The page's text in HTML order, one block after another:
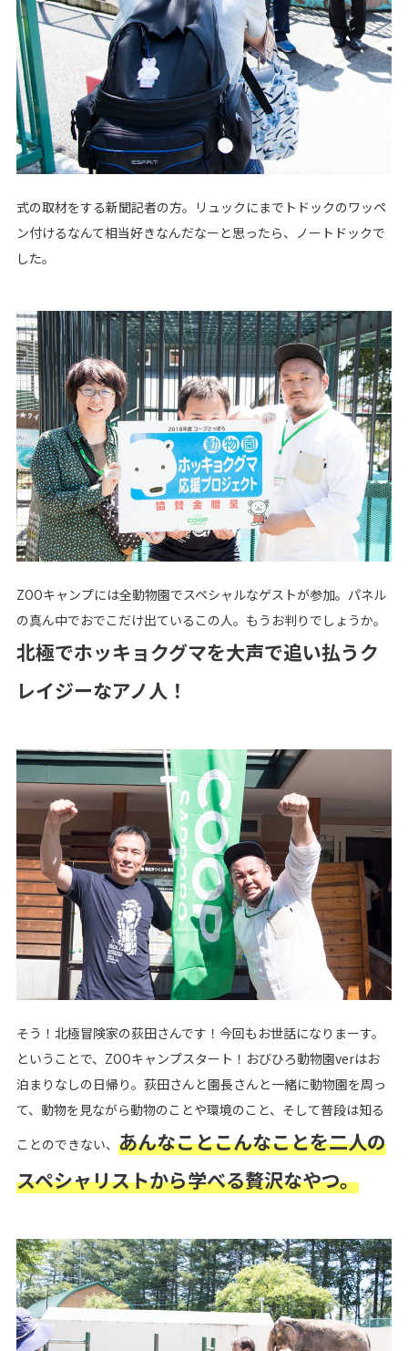
式の取材をする新聞記者の方。リュックにまでトドックのワッペ
ン付けるなんて相当好きなんだなーと思ったら、ノートドックで
した。
ZOOキャンプには全動物園でスペシャルなゲストが参加。パネル
の真ん中でおでこだけ出ているこの人。もうお判りでしょうか。
北極でホッキョクグマを大声で追い払うク
レイジーなアノ人！
そう！北極冒険家の荻田さんです！今回もお世話になりまーす。
ということで、ZOOキャンプスタート！おびひろ動物園verはお
泊まりなしの日帰り。荻田さんと園長さんと一緒に動物園を周っ
て、動物を見ながら動物のことや環境のこと、そして普段は知る
ことのできない、 あんなことこんなことを二人の
スペシャリストから学べる贅沢なやつ。